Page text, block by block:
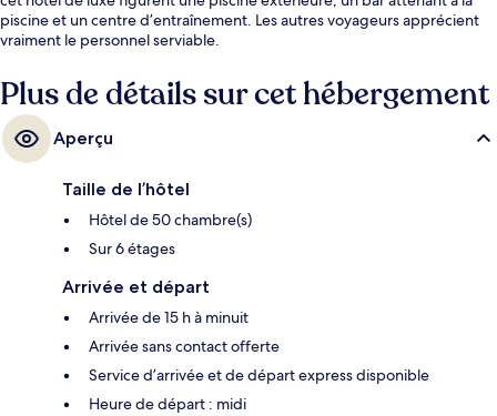
piscine et un centre d’entraînement. Les autres voyageurs apprécient
vraiment le personnel serviable.
Plus de détails sur cet hébergement
Aperçu
Taille de l’hôtel
Hôtel de 50 chambre(s)
Sur 6 étages
Arrivée et départ
Arrivée de 15 h à minuit
Arrivée sans contact offerte
Service d’arrivée et de départ express disponible
Heure de départ : midi